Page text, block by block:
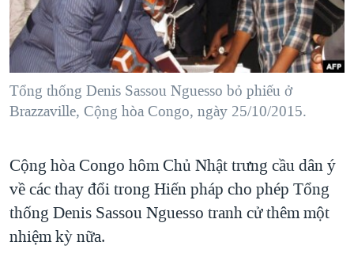
"Tìm"NGƯỜI VIỆT HẢI NGOẠI
ĐỜI SỐNG
KINH TẾ
KHOA HỌC
VĂN HOÁ
THỂ THAO
GIÁO DỤC
TẠI
HÀNH TRÌNH BẦU CỬ 2024
MỘT NĂM CHIẾN TRANH TẠI DẢI GAZA
GIẢI MÃ VÀNH ĐAI & CON ĐƯỜNG
NGÀY TỊ NẠN THẾ GIỚI
GROUND ZERO – XƯA VÀ NAY
CÁC GIÁ TRỊ CỘNG HÒA Ở VIỆT NAM
VIDEO
NGHE
MẠNG XÃ HỘI
Ngôn ngữ khác
Tổng thống Denis Sassou Nguesso bỏ phiếu ở
Brazzaville, Cộng hòa Congo, ngày 25/10/2015.
Cộng hòa Congo hôm Chủ Nhật trưng cầu dân ý
về các thay đổi trong Hiến pháp cho phép Tổng
thống Denis Sassou Nguesso tranh cử thêm một
nhiệm kỳ nữa.